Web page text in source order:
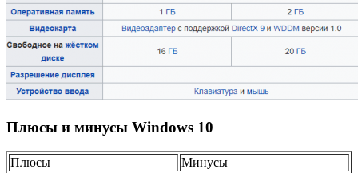
Плюсы и минусы Windows 10
Плюсы
Минусы